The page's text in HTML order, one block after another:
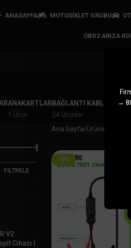
ANASAYFA MOTOSİKLET GRUBU
OBD2 ARIZA
ANAKARTLAR
1 Ürün
BAĞLANTI KABLOLARI
24 Ürünler
FILTRELE
V2
Cihazı |
Ana Sayfa Ürünler “Audi
-6%
→